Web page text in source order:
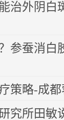
治外阴白
参蚕消白
策略-成
究所田敏